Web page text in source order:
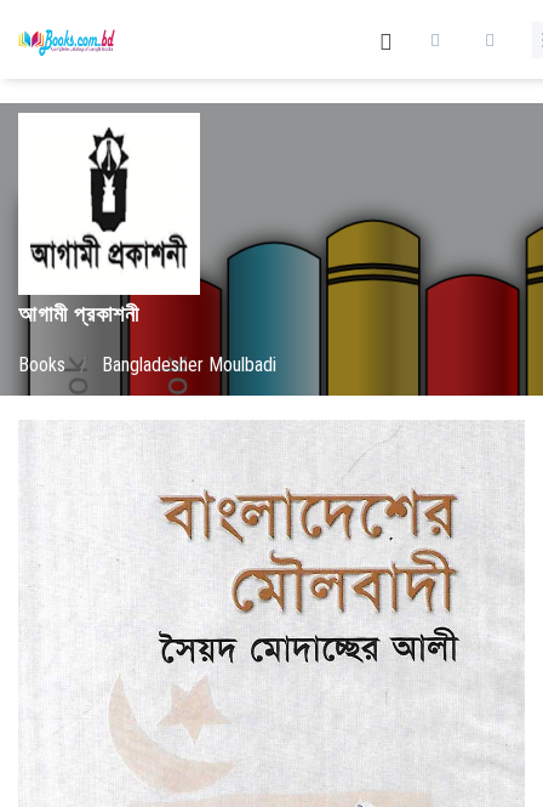
আগামী প্রকাশনী
Books / Bangladesher Moulbadi